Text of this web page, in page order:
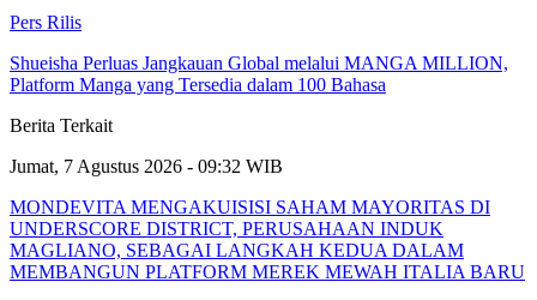
Pers Rilis
Shueisha Perluas Jangkauan Global melalui MANGA MILLION,
Platform Manga yang Tersedia dalam 100 Bahasa
Berita Terkait
Jumat, 7 Agustus 2026 - 09:32 WIB
MONDEVITA MENGAKUISISI SAHAM MAYORITAS DI
UNDERSCORE DISTRICT, PERUSAHAAN INDUK
MAGLIANO, SEBAGAI LANGKAH KEDUA DALAM
MEMBANGUN PLATFORM MEREK MEWAH ITALIA BARU